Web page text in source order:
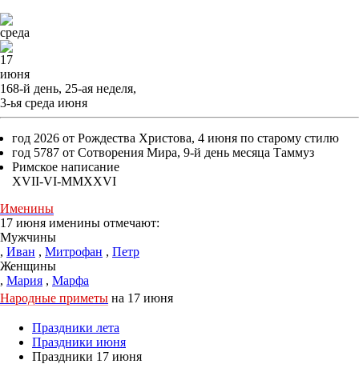
среда
17
июня
168-й день, 25-ая неделя,
3-ья среда июня
год 2026 от Рождества Христова, 4 июня по старому стилю
год 5787 от Сотворения Мира, 9-й день месяца Таммуз
Римское написание
XVII-VI-MMXXVI
Именины
17 июня именины отмечают:
Мужчины
, Иван , Митрофан , Петр
Женщины
, Мария , Марфа
Народные приметы на 17 июня
Праздники лета
Праздники июня
Праздники 17 июня